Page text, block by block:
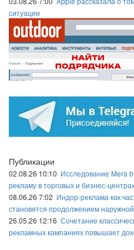
ситуации
Публикации
02.08.26 10:10 Исследование Mera
рекламу в торговых и бизнес-
08.06.26 7:02 Индор-реклама как
становятся продолжением
26.05.26 12:16 Сочетание
рекламных кампаниях повышает